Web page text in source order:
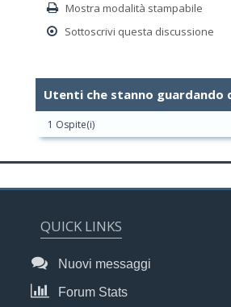
Mostra modalità stampabile
Sottoscrivi questa discussione
Utenti che stanno guardando
1 Ospite(i)
QUICK LINKS
Nuovi messaggi
Forum Stats